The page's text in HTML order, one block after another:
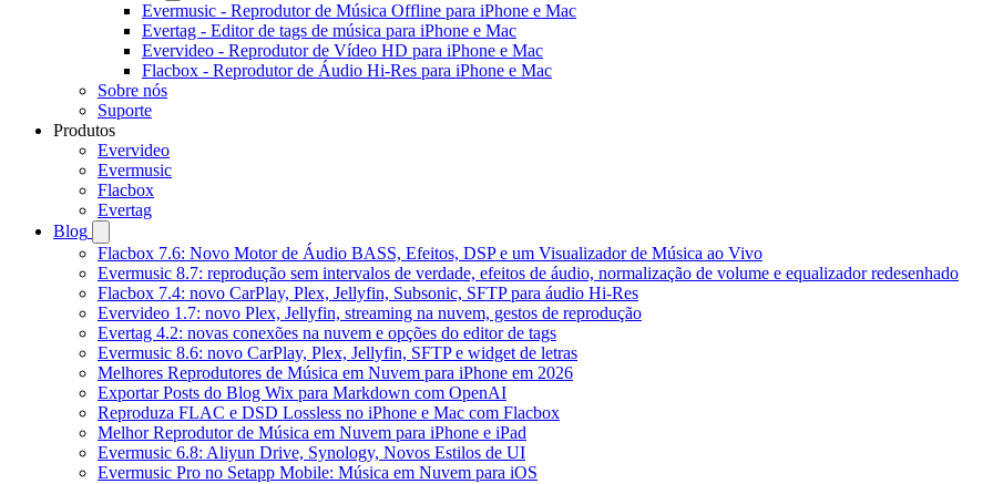
Evermusic - Reprodutor de Música Offline para iPhone e Mac
Evertag - Editor de tags de música para iPhone e Mac
Evervideo - Reprodutor de Vídeo HD para iPhone e Mac
Flacbox - Reprodutor de Áudio Hi-Res para iPhone e Mac
Sobre nós
Suporte
Produtos
Evervideo
Evermusic
Flacbox
Evertag
Blog
Flacbox 7.6: Novo Motor de Áudio BASS, Efeitos, DSP e um Visualizador de Música ao Vivo
Evermusic 8.7: reprodução sem intervalos de verdade, efeitos de áudio, normalização de volume e equalizador redesenhado
Flacbox 7.4: novo CarPlay, Plex, Jellyfin, Subsonic, SFTP para áudio Hi-Res
Evervideo 1.7: novo Plex, Jellyfin, streaming na nuvem, gestos de reprodução
Evertag 4.2: novas conexões na nuvem e opções do editor de tags
Evermusic 8.6: novo CarPlay, Plex, Jellyfin, SFTP e widget de letras
Melhores Reprodutores de Música em Nuvem para iPhone em 2026
Exportar Posts do Blog Wix para Markdown com OpenAI
Reproduza FLAC e DSD Lossless no iPhone e Mac com Flacbox
Melhor Reprodutor de Música em Nuvem para iPhone e iPad
Evermusic 6.8: Aliyun Drive, Synology, Novos Estilos de UI
Evermusic Pro no Setapp Mobile: Música em Nuvem para iOS